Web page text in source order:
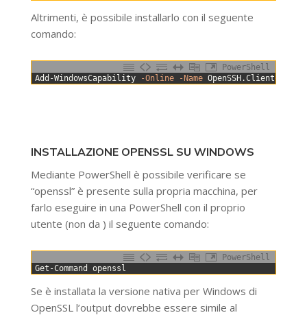
Altrimenti, è possibile installarlo con il seguente
comando:
PowerShell
Add-WindowsCapability -Online -Name OpenSSH .Client~
INSTALLAZIONE OPENSSL SU WINDOWS
Mediante PowerShell è possibile verificare se
“openssl” è presente sulla propria macchina, per
farlo eseguire in una PowerShell con il proprio
utente (non da ) il seguente comando:
PowerShell
Get-Command openssl
Se è installata la versione nativa per Windows di
OpenSSL l’output dovrebbe essere simile al